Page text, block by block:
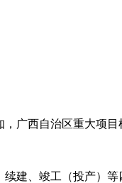
广西自治区重大项
建、竣工（投产）